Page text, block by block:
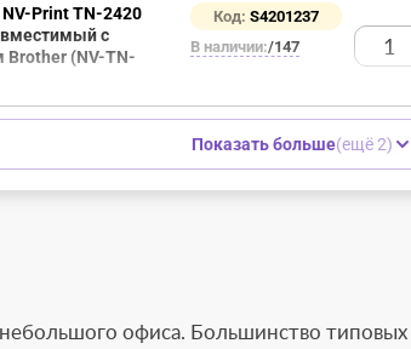
Print TN-2420
с
Brother (NV-TN-
Код: S4201237
В наличии:/147
Показать больше(ещё 2)
офиса. Большинство типовых